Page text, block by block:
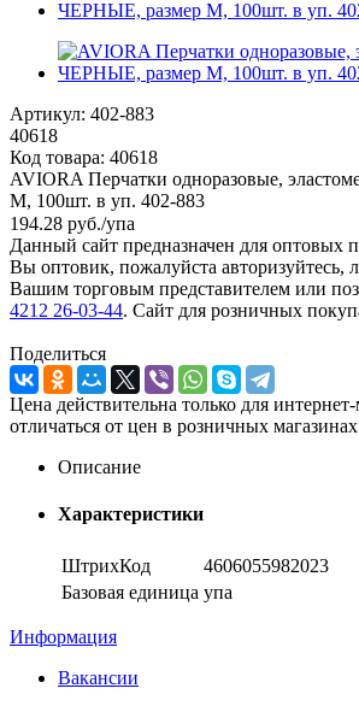
Артикул: 402-883
40618
Код товара: 40618
AVIORA Перчатки одноразовые,
М, 100шт. в уп. 402-883
194.28 руб./упа
Данный сайт предназначен для оптовых
Вы оптовик, пожалуйста авторизуйтесь,
Вашим торговым представителем или
4212 26-03-44. Сайт для розничных
Поделиться
Цена действительна только для
отличаться от цен в розничных магазинах
Описание
Характеристики
ШтрихКод
4606055982023
Базовая единица упа
Информация
Вакансии